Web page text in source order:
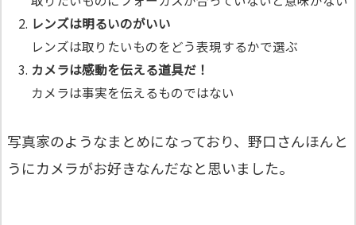
レンズは明るいのがいい
レンズは取りたいものをどう表現するかで選ぶ
カメラは感動を伝える道具だ！
カメラは事実を伝えるものではない
写真家のようなまとめになっており、野口さんほんと
うにカメラがお好きなんだなと思いました。